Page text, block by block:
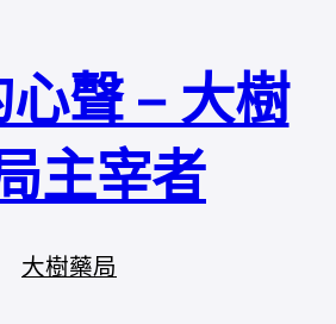
聲 – 大樹
主宰者
大樹藥局